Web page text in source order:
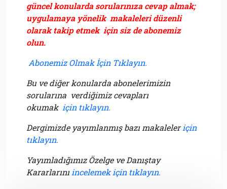
güncel konularda sorularınıza cevap almak;
uygulamaya yönelik makaleleri düzenli
olarak takip etmek için siz de abonemiz
olun.
Abonemiz Olmak İçin Tıklayın.
Bu ve diğer konularda abonelerimizin
sorularına verdiğimiz cevapları
okumak için tıklayın.
Dergimizde yayımlanmış bazı makaleleriçin
tıklayın.
Yayımladığımız Özelge ve Danıştay
Kararlarınıincelemek için tıklayın.